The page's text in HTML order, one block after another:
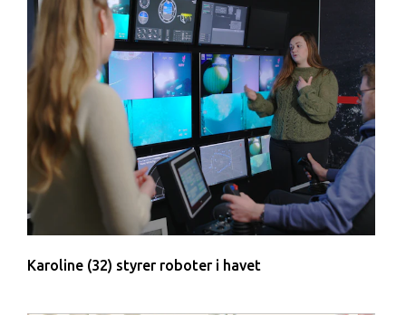
Karoline (32) styrer roboter i havet